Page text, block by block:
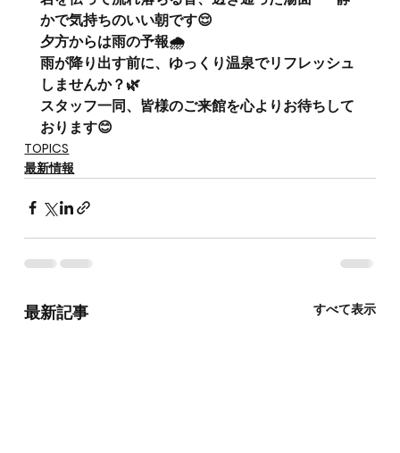
かで気持ちのいい朝です😌
夕方からは雨の予報🌧️
雨が降り出す前に、ゆっくり温泉でリフレッシュ
しませんか？🌿
スタッフ一同、皆様のご来館を心よりお待ちして
おります😊
TOPICS
最新情報
最新記事 すべて表示